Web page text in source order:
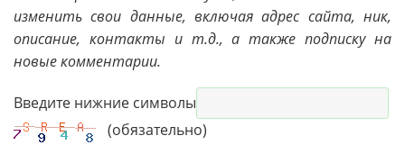
изменить свои данные, включая адрес сайта, ник,
описание, контакты и т.д., а также подписку на
новые комментарии.
Введите нижние символы
(обязательно)